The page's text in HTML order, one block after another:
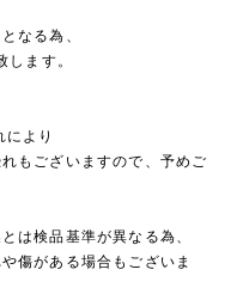
なる為、
ます。
より
もございますので、予めご
は検品基準が異なる為、
傷がある場合もございま